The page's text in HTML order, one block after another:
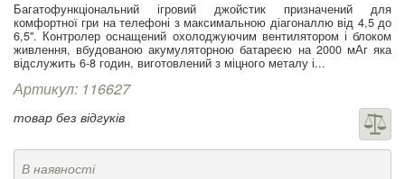
Багатофункціональний ігровий джойстик призначений для
комфортної гри на телефоні з максимальною діагоналлю від 4,5 до
6,5". Контролер оснащений охолоджуючим вентилятором і блоком
живлення, вбудованою акумуляторною батареєю на 2000 мАг яка
відслужить 6-8 годин, виготовлений з міцного металу і...
Артикул: 116627
товар без відгуків
В наявності